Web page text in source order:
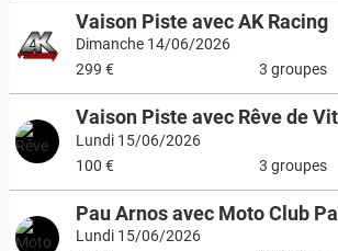
Vaison Piste avec AK Racing
Dimanche 14/06/2026
299 €
3 groupes
Vaison Piste avec Rêve de
Lundi 15/06/2026
100 €
3 groupes
Pau Arnos avec Moto Club
Lundi 15/06/2026